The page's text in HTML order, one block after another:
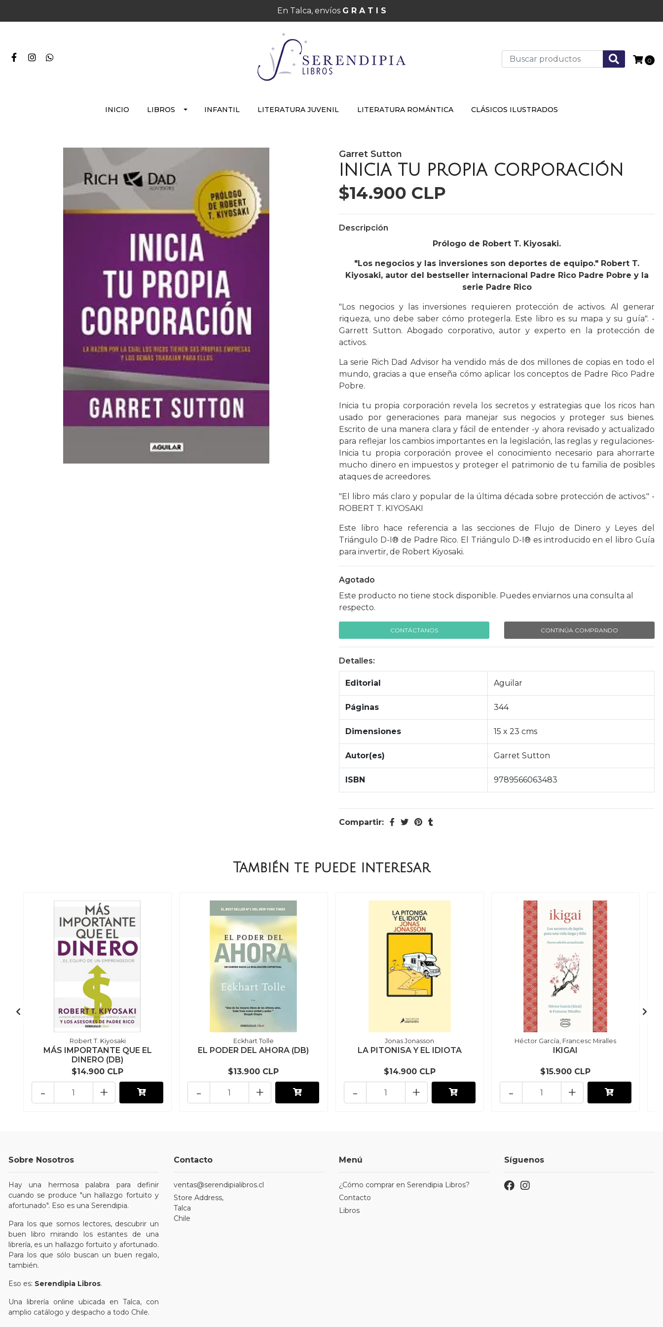
En Talca, envíos G R A T I S
0
INICIO LIBROS INFANTIL LITERATURA JUVENIL LITERATURA ROMÁNTICA CLÁSICOS ILUSTRADOS
Garret Sutton
INICIA TU PROPIA CORPORACIÓN
$14.900 CLP
Descripción
Prólogo de Robert T. Kiyosaki.
"Los negocios y las inversiones son deportes de equipo." Robert T.
Kiyosaki, autor del bestseller internacional Padre Rico Padre Pobre y la
serie Padre Rico
"Los negocios y las inversiones requieren protección de activos. Al generar
riqueza, uno debe saber cómo protegerla. Este libro es su mapa y su guía". -
Garrett Sutton. Abogado corporativo, autor y experto en la protección de
activos.
La serie Rich Dad Advisor ha vendido más de dos millones de copias en todo el
mundo, gracias a que enseña cómo aplicar los conceptos de Padre Rico Padre
Pobre.
Inicia tu propia corporación revela los secretos y estrategias que los ricos han
usado por generaciones para manejar sus negocios y proteger sus bienes.
Escrito de una manera clara y fácil de entender -y ahora revisado y actualizado
para reflejar los cambios importantes en la legislación, las reglas y regulaciones-
Inicia tu propia corporación provee el conocimiento necesario para ahorrarte
mucho dinero en impuestos y proteger el patrimonio de tu familia de posibles
ataques de acreedores.
"El libro más claro y popular de la última década sobre protección de activos." -
ROBERT T. KIYOSAKI
Este libro hace referencia a las secciones de Flujo de Dinero y Leyes del
Triángulo D-I® de Padre Rico. El Triángulo D-I® es introducido en el libro Guía
para invertir, de Robert Kiyosaki.
Agotado
Este producto no tiene stock disponible. Puedes enviarnos una consulta al
respecto.
CONTÁCTANOS CONTINÚA COMPRANDO
Detalles:
Editorial Aguilar
Páginas 344
Dimensiones 15 x 23 cms
Autor(es) Garret Sutton
ISBN 9789566063483
Compartir:
También te puede interesar
Robert T. Kiyosaki
MÁS IMPORTANTE QUE EL
DINERO (DB)
$14.900 CLP
- +
Eckhart Tolle
EL PODER DEL AHORA (DB)
$13.900 CLP
- +
Jonas Jonasson
LA PITONISA Y EL IDIOTA
$14.900 CLP
- +
Héctor García, Francesc Miralles
IKIGAI
$15.900 CLP
- +
Sobre Nosotros
Hay una hermosa palabra para definir
cuando se produce "un hallazgo fortuito y
afortunado". Eso es una Serendipia.
Para los que somos lectores, descubrir un
buen libro mirando los estantes de una
librería, es un hallazgo fortuito y afortunado.
Para los que sólo buscan un buen regalo,
también.
Eso es: Serendipia Libros.
Una librería online ubicada en Talca, con
amplio catálogo y despacho a todo Chile.
Contacto
ventas@serendipialibros.cl
Store Address,
Talca
Chile
Menú
¿Cómo comprar en Serendipia Libros?
Contacto
Libros
Síguenos